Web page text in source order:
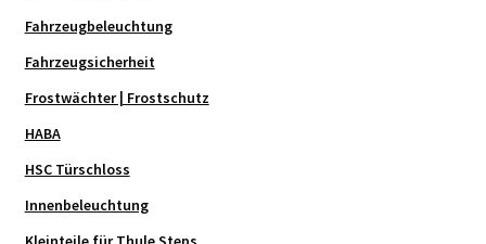
Fahrzeugbeleuchtung
Fahrzeugsicherheit
Frostwächter | Frostschutz
HABA
HSC Türschloss
Innenbeleuchtung